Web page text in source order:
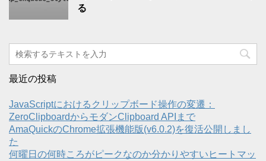
る
最近の投稿
JavaScriptにおけるクリップボード操作の変遷：
ZeroClipboardからモダンClipboard APIまで
AmaQuickのChrome拡張機能版(v6.0.2)を復活公開しまし
た
何曜日の何時ころがピークなのか分かりやすいヒートマッ